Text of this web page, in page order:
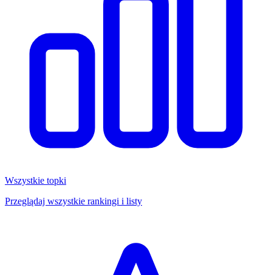
Wszystkie topki
Przeglądaj wszystkie rankingi i listy